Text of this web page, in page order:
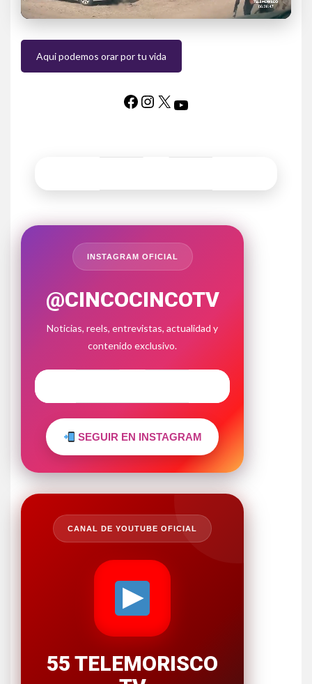
Aqui podemos orar por tu vida
INSTAGRAM OFICIAL
@CINCOCINCOTV
Noticias, reels, entrevistas, actualidad y
contenido exclusivo.
SEGUIR EN INSTAGRAM
CANAL DE YOUTUBE OFICIAL
55 TELEMORISCO